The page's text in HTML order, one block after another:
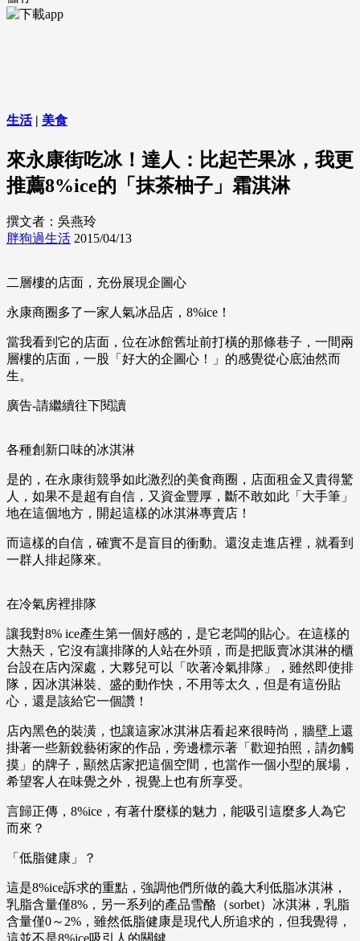
生活| 美食
來永康街吃冰！達人：比起芒果冰，我更
推薦8%ice的「抹茶柚子」霜淇淋
撰文者：吳燕玲
胖狗過生活 2015/04/13
二層樓的店面，充份展現企圖心
永康商圈多了一家人氣冰品店，8%ice！
當我看到它的店面，位在冰館舊址前打橫的那條巷子，一間兩
層樓的店面，一股「好大的企圖心！」的感覺從心底油然而
生。
廣告-請繼續往下閱讀
各種創新口味的冰淇淋
是的，在永康街競爭如此激烈的美食商圈，店面租金又貴得驚
人，如果不是超有自信，又資金豐厚，斷不敢如此「大手筆」
地在這個地方，開起這樣的冰淇淋專賣店！
而這樣的自信，確實不是盲目的衝動。還沒走進店裡，就看到
一群人排起隊來。
在冷氣房裡排隊
讓我對8% ice產生第一個好感的，是它老闆的貼心。在這樣的
大熱天，它沒有讓排隊的人站在外頭，而是把販賣冰淇淋的櫃
台設在店內深處，大夥兒可以「吹著冷氣排隊」，雖然即使排
隊，因冰淇淋裝、盛的動作快，不用等太久，但是有這份貼
心，還是該給它一個讚！
店內黑色的裝潢，也讓這家冰淇淋店看起來很時尚，牆壁上還
掛著一些新銳藝術家的作品，旁邊標示著「歡迎拍照，請勿觸
摸」的牌子，顯然店家把這個空間，也當作一個小型的展場，
希望客人在味覺之外，視覺上也有所享受。
言歸正傳，8%ice，有著什麼樣的魅力，能吸引這麼多人為它
而來？
「低脂健康」？
這是8%ice訴求的重點，強調他們所做的義大利低脂冰淇淋，
乳脂含量僅8%，另一系列的產品雪酪（sorbet）冰淇淋，乳脂
含量僅0～2%，雖然低脂健康是現代人所追求的，但我覺得，